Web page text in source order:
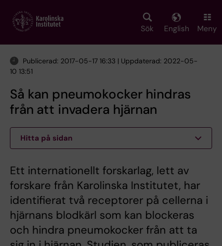
main
Sök English Meny
Publicerad: 2017-05-17 16:33 | Uppdaterad: 2022-05-
10 13:51
Så kan pneumokocker hindras
från att invadera hjärnan
Hitta på sidan
Ett internationellt forskarlag, lett av
forskare från Karolinska Institutet, har
identifierat två receptorer på cellerna i
hjärnans blodkärl som kan blockeras
och hindra pneumokocker från att ta